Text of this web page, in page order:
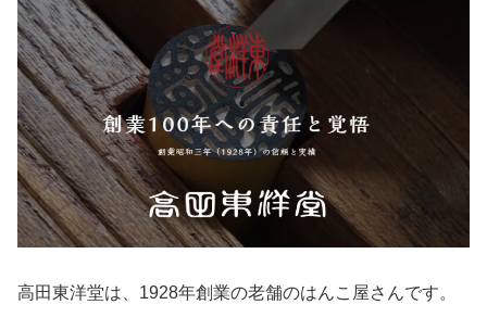
高田東洋堂は、1928年創業の老舗のはんこ屋さんです。